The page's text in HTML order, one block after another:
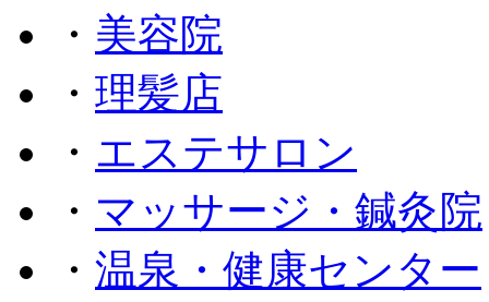
・ 美容院
・ 理髪店
・ エステサロン
・ マッサージ・鍼灸院
・ 温泉・健康センター